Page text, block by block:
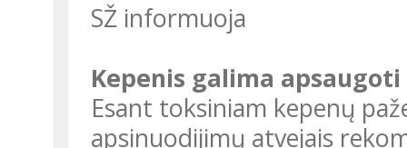
SŽ informuoja
Kepenis galima apsaugoti
Esant toksiniam kepenų
apsinuodijimų atvejais